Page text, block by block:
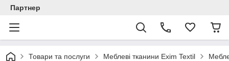
Партнер
Товари та послуги Меблеві тканини Exim Textil